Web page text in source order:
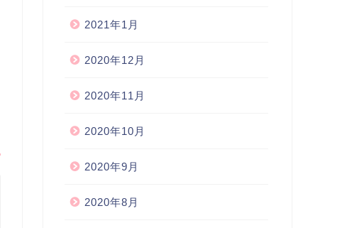
2021年1月
2020年12月
2020年11月
2020年10月
2020年9月
2020年8月